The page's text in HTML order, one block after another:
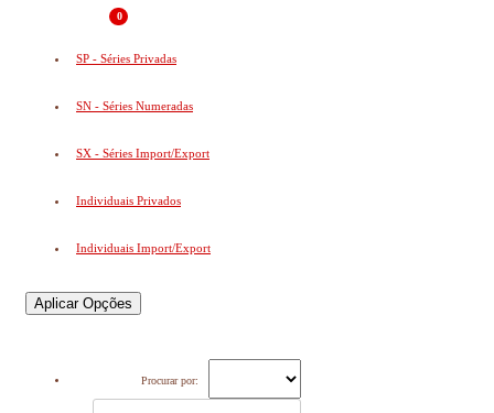
0
SP - Séries Privadas
SN - Séries Numeradas
SX - Séries Import/Export
Individuais Privados
Individuais Import/Export
Aplicar Opções
Procurar por: